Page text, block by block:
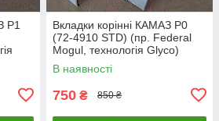
Р1
Вкладки корінні КАМАЗ Р0
(72-4910 STD) (пр. Federal
Mogul, технологія Glyco)
7405.1000102 Р0
В наявності
750 ₴ 850 ₴